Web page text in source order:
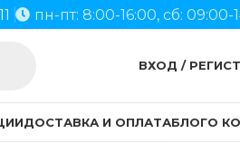
пн-пт: 8:00-16:00, сб: 09:00-
ВХОД /
ДОСТАВКА И ОПЛАТАБЛОГО